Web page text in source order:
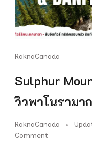
RaknaCanada
Sulphur
วิวพาโนรามา
RaknaCanada
Comment